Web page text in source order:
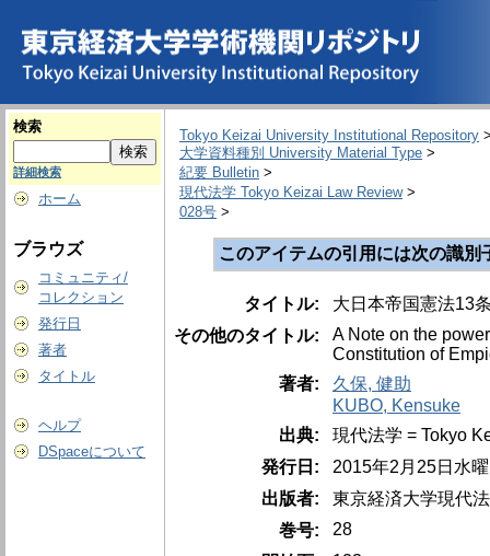
検索
詳細検索
ホーム
ブラウズ
コミュニティ/
コレクション
発行日
著者
タイトル
ヘルプ
DSpaceについて
Tokyo Keizai University Institutional Repository
大学資料種別 University Material Type >
紀要 Bulletin >
現代法学 Tokyo Keizai Law Review>
028号 >
このアイテムの引用には次の識
タイトル:
大日本帝国憲法13
その他のタイトル:
A Note on the
Constitution of
著者:
久保, 健助
KUBO, Kensuke
出典:
現代法学 = Tokyo
発行日:
2015年2月25日水
出版者:
東京経済大学現代
巻号:
28